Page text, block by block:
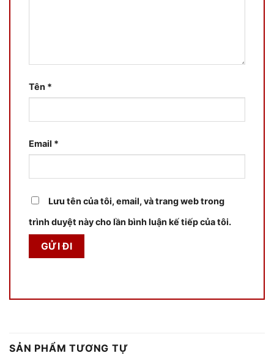
Tên *
Email *
Lưu tên của tôi, email, và trang web trong
trình duyệt này cho lần bình luận kế tiếp của tôi.
SẢN PHẨM TƯƠNG TỰ